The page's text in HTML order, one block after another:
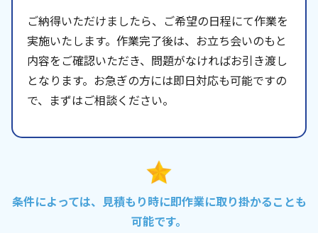
ご納得いただけましたら、ご希望の日程にて作業を
実施いたします。作業完了後は、お立ち会いのもと
内容をご確認いただき、問題がなければお引き渡し
となります。お急ぎの方には即日対応も可能ですの
で、まずはご相談ください。
条件によっては、見積もり時に即作業に取り掛かることも
可能です。